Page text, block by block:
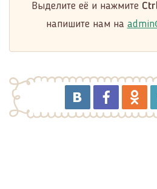
Выделите её и нажмите
напишите нам на